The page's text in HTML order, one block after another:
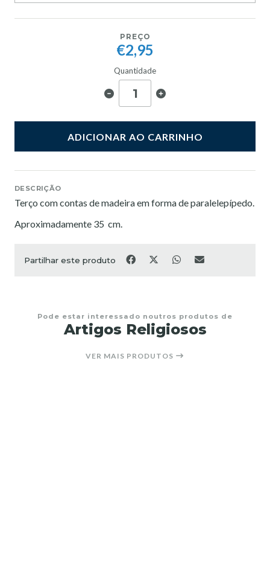
PREÇO
€2,95
Quantidade
ADICIONAR AO CARRINHO
DESCRIÇÃO
Terço com contas de madeira em forma de paralelepípedo.
Aproximadamente 35 cm.
Partilhar este produto
Pode estar interessado noutros produtos de
Artigos Religiosos
VER MAIS PRODUTOS